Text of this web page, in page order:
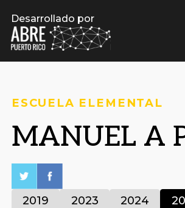
Desarrollado por
ESCUELA ELEMENTAL
MANUEL A
2019 2023 2024